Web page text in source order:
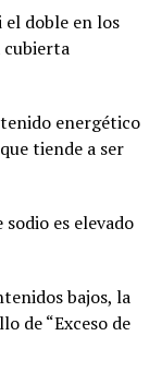
doble en los
cubierta
energético
tiende a ser
es elevado
bajos, la
de “Exceso de